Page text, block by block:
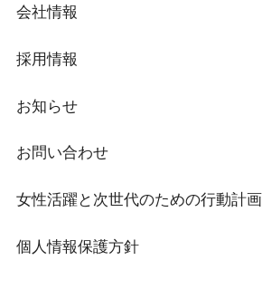
会社情報
採用情報
お知らせ
お問い合わせ
女性活躍と次世代のための行動計画
個人情報保護方針